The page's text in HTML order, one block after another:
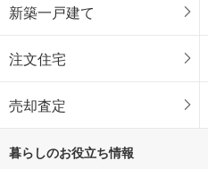
新築一戸建て
注文住宅
売却査定
暮らしのお役立ち情報